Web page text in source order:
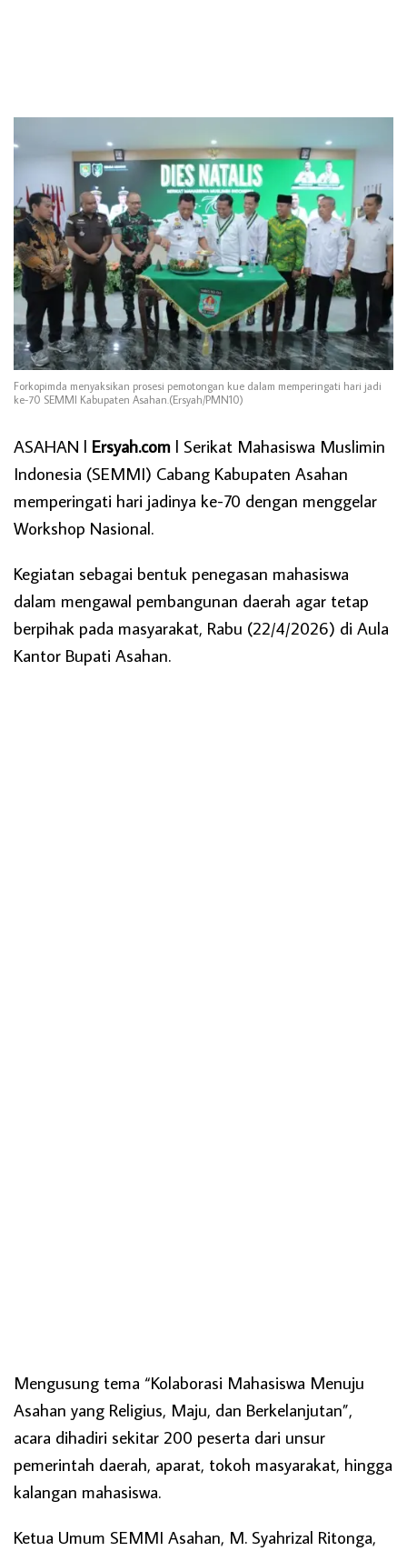
Forkopimda menyaksikan prosesi pemotongan kue dalam memperingati hari jadi
ke-70 SEMMI Kabupaten Asahan.(Ersyah/PMN10)
ASAHAN l Ersyah.com l Serikat Mahasiswa Muslimin
Indonesia (SEMMI) Cabang Kabupaten Asahan
memperingati hari jadinya ke-70 dengan menggelar
Workshop Nasional.
Kegiatan sebagai bentuk penegasan mahasiswa
dalam mengawal pembangunan daerah agar tetap
berpihak pada masyarakat, Rabu (22/4/2026) di Aula
Kantor Bupati Asahan.
Mengusung tema “Kolaborasi Mahasiswa Menuju
Asahan yang Religius, Maju, dan Berkelanjutan”,
acara dihadiri sekitar 200 peserta dari unsur
pemerintah daerah, aparat, tokoh masyarakat, hingga
kalangan mahasiswa.
Ketua Umum SEMMI Asahan, M. Syahrizal Ritonga,